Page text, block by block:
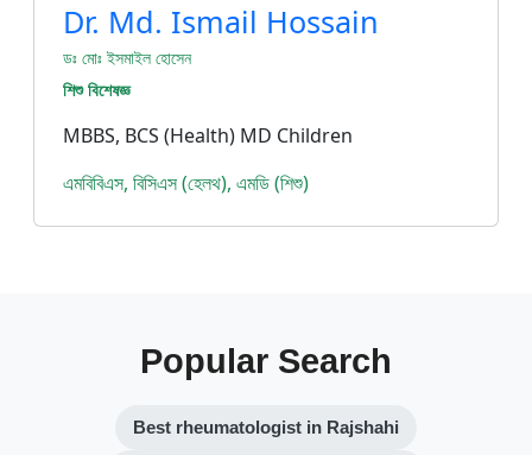
Dr. Md. Ismail Hossain
ডঃ মোঃ ইসমাইল হোসেন
শিশু বিশেষজ্ঞ
MBBS, BCS (Health) MD Children
এমবিবিএস, বিসিএস (হেলথ), এমডি (শিশু)
Popular Search
Best rheumatologist in Rajshahi